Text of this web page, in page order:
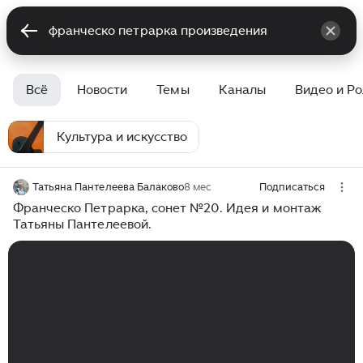
Всё Новости Темы Каналы Видео и
Культура и искусство
Татьяна Пантелеева Балаково8 мес Подписаться
Франческо Петрарка, сонет №20. Идея и монтаж
Татьяны Пантелеевой.